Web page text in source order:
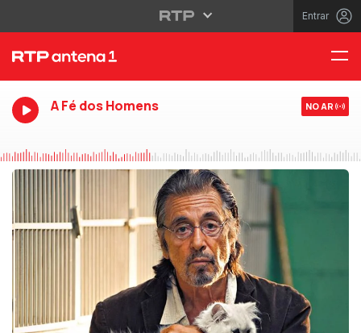
Entrar
A Fé dos Homens NO AR